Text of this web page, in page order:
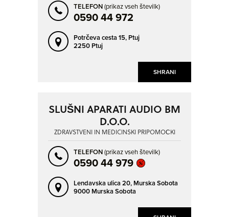
SHRANI
TELEFON(prikaz vseh številk)
0590 44 972
Potrčeva cesta 15, Ptuj
2250 Ptuj
SLUŠNI APARATI AUDIO BM
D.O.O.
ZDRAVSTVENI IN MEDICINSKI PRIPOMOČKI
TELEFON(prikaz vseh številk)
0590 44 979
Lendavska ulica 20, Murska Sobota
9000 Murska Sobota